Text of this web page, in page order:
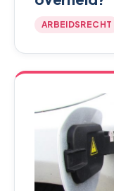
ARBEIDSRECHT